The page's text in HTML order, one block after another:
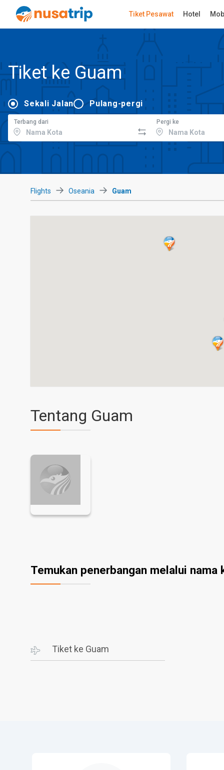
Tiket Pesawat Hotel
Tiket ke Guam
Sekali Jalan Pulang-pergi
Terbang dari Pergi ke
Flights Oseania Guam
Tentang Guam
Temukan penerbangan melalui nama
Tiket ke Guam